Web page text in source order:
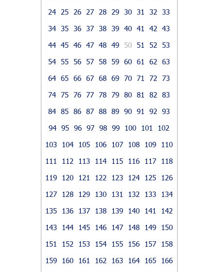
24
25 26 27 28 29 30 31 32
33
34 35 36 37 38 39 40 41 42
43
44 45 46 47 48 49 50 51 52
53
54 55 56 57 58 59 60 61 62
63
64 65 66 67 68 69 70 71 72
73
74 75 76 77 78 79 80 81 82
83
84 85 86 87 88 89 90 91 92
93
94 95 96 97 98 99 100 101
102
103
104 105 106 107 108 109
110
111
112 113 114 115 116 117
118
119
120 121 122 123 124 125
126
127
128 129 130 131 132 133
134
135
136 137 138 139 140 141
142
143
144 145 146 147 148 149
150
151
152 153 154 155 156 157
158
159
160 161 162 163 164 165
166